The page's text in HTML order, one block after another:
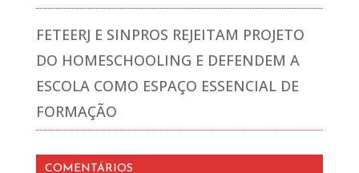
FETEERJ E SINPROS REJEITAM PROJETO
DO HOMESCHOOLING E DEFENDEM A
ESCOLA COMO ESPAÇO ESSENCIAL DE
FORMAÇÃO
COMENTÁRIOS